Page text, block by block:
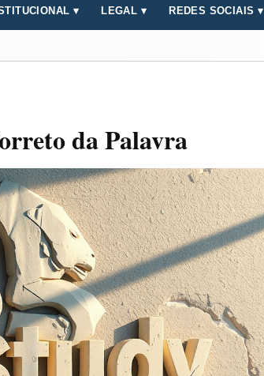
▾ LEGAL ▾ REDES SOCIAIS ▾
da Palavra